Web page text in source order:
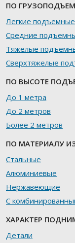
ПО
Легкие
Средние
Тяжелые
Сверхтяжелые
ПО ВЫСОТЕ
До 1 метра
До 2 метров
Более 2 метров
ПО МАТЕРИАЛУ
Стальные
Алюминиевые
Нержавеющие
С
ХАРАКТЕР
Детали